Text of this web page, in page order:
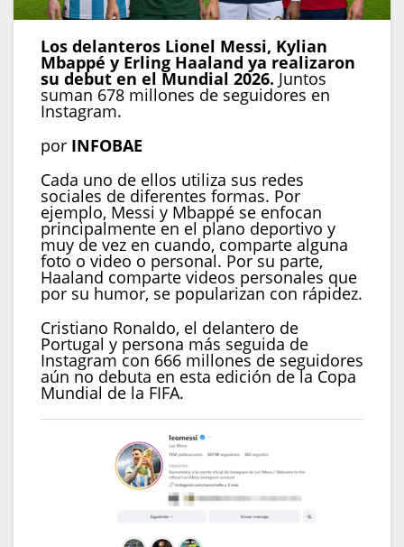
Los delanteros Lionel Messi, Kylian
Mbappé y Erling Haaland ya realizaron
su debut en el Mundial 2026. Juntos
suman 678 millones de seguidores en
Instagram.
por INFOBAE
Cada uno de ellos utiliza sus redes
sociales de diferentes formas. Por
ejemplo, Messi y Mbappé se enfocan
principalmente en el plano deportivo y
muy de vez en cuando, comparte alguna
foto o video o personal. Por su parte,
Haaland comparte videos personales que
por su humor, se popularizan con rápidez.
Cristiano Ronaldo, el delantero de
Portugal y persona más seguida de
Instagram con 666 millones de seguidores
aún no debuta en esta edición de la Copa
Mundial de la FIFA.